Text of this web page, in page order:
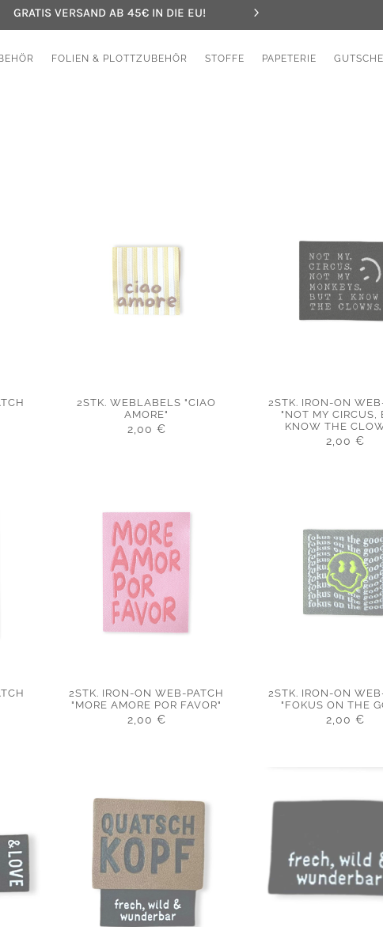
GRATIS VERSAND AB 45€ IN DIE EU!
FOLIEN & PLOTTZUBEHÖR STOFFE PAPETERIE
2STK. WEBLABELS "CIAO
AMORE"
2,00 €
2STK. IRON-ON
"NOT MY CIRCUS,
KNOW THE
2,00€
2STK. IRON-ON WEB-PATCH
"MORE AMORE POR FAVOR"
2,00 €
2STK. IRON-ON
"FOKUS ON THE
2,00€